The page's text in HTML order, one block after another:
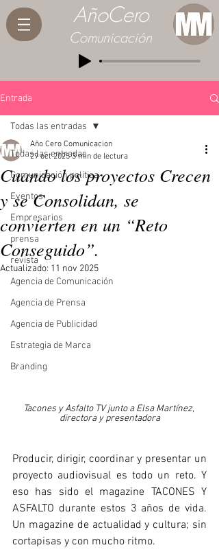
AñoCero
Comunicación
Entrada
Todas las entradas
Comunicación política
Eventos
Empresarios
prensa
revista
Agencia de Comunicación
Agencia de Prensa
Agencia de Publicidad
Estrategia de Marca
Branding
Todas las entradas
Cuando los proyectos Crecen
y se Consolidan, se
convierten en un “Reto
Conseguido”.
Año Cero Comunicacion
29 oct 2025 3 min de lectura
Actualizado: 11 nov 2025
Tacones y Asfalto TV junto a Elsa Martínez,
directora y presentadora
Producir, dirigir, coordinar y presentar un
proyecto audiovisual es todo un reto. Y
eso has sido el magazine TACONES Y
ASFALTO durante estos 3 años de vida.
Un magazine de actualidad y cultura; sin
cortapisas y con mucho ritmo.